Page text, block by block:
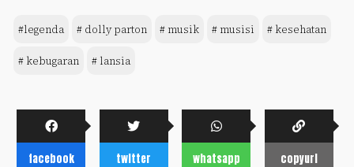
#legenda # dolly parton # musik # musisi # kesehatan
# kebugaran # lansia
facebook twitter whatsapp copyurl